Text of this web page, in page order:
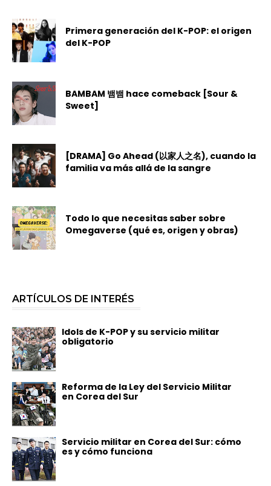
Primera generación del K-POP: el origen
del K-POP
BAMBAM 뱀뱀 hace comeback [Sour &
Sweet]
[DRAMA] Go Ahead (以家人之名), cuando la
familia va más allá de la sangre
Todo lo que necesitas saber sobre
Omegaverse (qué es, origen y obras)
ARTÍCULOS DE INTERÉS
Idols de K-POP y su servicio militar
obligatorio
Reforma de la Ley del Servicio Militar
en Corea del Sur
Servicio militar en Corea del Sur: cómo
es y cómo funciona